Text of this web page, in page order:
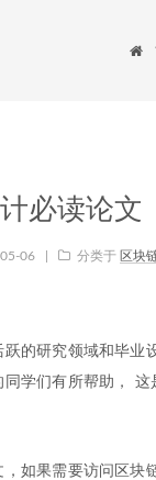
必读论文
06 分类于 区块
的研究领域和毕业
学们有所帮助， 这
如果需要访问区块